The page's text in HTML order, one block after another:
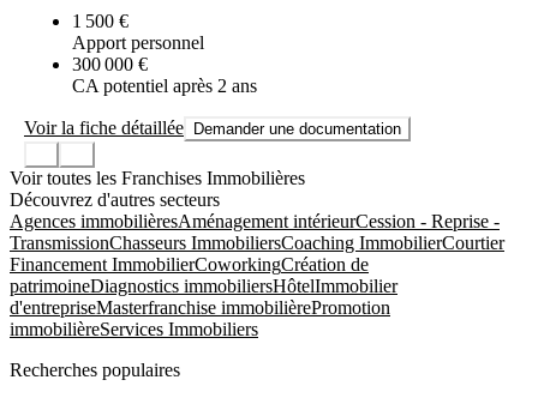
1 500 €
Apport personnel
300 000 €
CA potentiel après 2 ans
Voir la fiche détaillée Demander une documentation
Voir toutes les Franchises Immobilières
Découvrez d'autres secteurs
Agences immobilièresAménagement intérieurCession - Reprise -
TransmissionChasseurs ImmobiliersCoaching ImmobilierCourtier
Financement ImmobilierCoworkingCréation de
patrimoineDiagnostics immobiliersHôtelImmobilier
d'entrepriseMasterfranchise immobilièrePromotion
immobilièreServices Immobiliers
Recherches populaires